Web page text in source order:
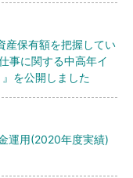
産保有額を把握してい
事に関する中高年イ
を公開しました
運用(2020年度実績)